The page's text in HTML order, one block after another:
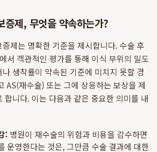
증제, 무엇을 약속하는가?
제는 명확한 기준을 제시합니다. 수술 후
서 객관적인 평가를 통해 이식 부위의 밀도
생착률이 약속된 기준에 미치지 못할 경
AS(재수술) 또는 그에 상응하는 보상을 제
합니다. 이는 다음과 같은 중요한 의미를 내
: 병원이 재수술의 위험과 비용을 감수하면
운영한다는 것은, 그만큼 수술 결과에 대한